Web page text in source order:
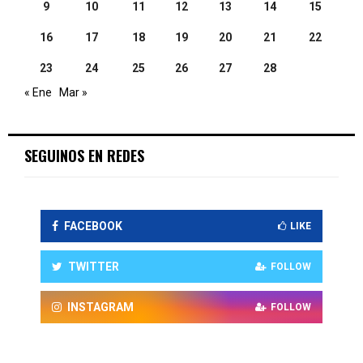
9 10 11 12 13 14 15
16 17 18 19 20 21 22
23 24 25 26 27
28
« Ene
Mar »
SEGUINOS EN REDES
FACEBOOK LIKE
TWITTER FOLLOW
INSTAGRAM FOLLOW